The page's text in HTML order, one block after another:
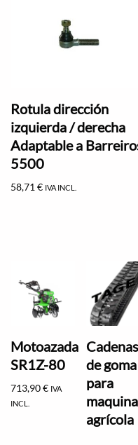
Rotula dirección
izquierda / derecha
Adaptable a
5500
58,71 € IVA INCL.
Motoazada
SR1Z-80
713,90€ IVA
INCL.
Cadenas
de goma
para
agrícola